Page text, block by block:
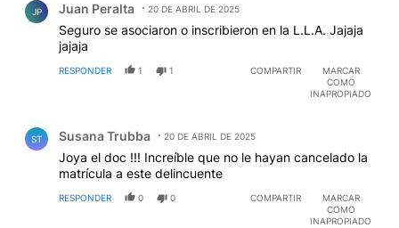
JP Juan Peralta 20 DE ABRIL DE 2025
Seguro se asociaron o inscribieron en la L.L.A. Jajaja
jajaja
RESPONDER 1 1 COMPARTIR
MARCAR
COMO
INAPROPIADO
ST Susana Trubba 20 DE ABRIL DE 2025
Joya el doc !!! Increíble que no le hayan cancelado la
matrícula a este delincuente
RESPONDER 0 0 COMPARTIR
MARCAR
COMO
INAPROPIADO